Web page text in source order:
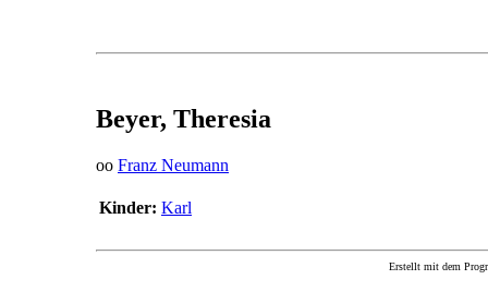
Beyer, Theresia
oo Franz Neumann
Kinder: Karl
Erstellt mit dem